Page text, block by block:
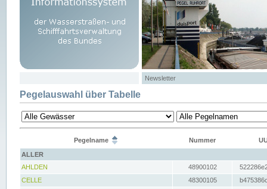
Newsletter
Pegelauswahl über Tabelle
Pegelname Nummer
ALLER
AHLDEN
48900102
CELLE
48300105